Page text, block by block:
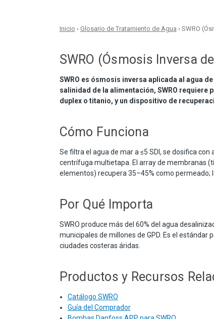
Inicio › Glosario de Tratamiento de Agua › SWRO
SWRO (Ósmosis Inversa
SWRO es ósmosis inversa aplicada al agua
salinidad de la alimentación, SWRO
duplex o titanio, y un dispositivo de
Cómo Funciona
Se filtra el agua de mar a ≤5 SDI, se dosifica
centrífuga multietapa. El array de membranas
elementos) recupera 35–45% como permeado;
Por Qué Importa
SWRO produce más del 60% del agua
municipales de millones de GPD. Es el
ciudades costeras áridas.
Productos y Recursos
Catálogo SWRO
Guía del Comprador